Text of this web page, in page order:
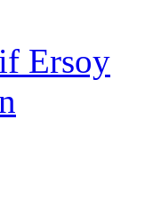
Ersoy